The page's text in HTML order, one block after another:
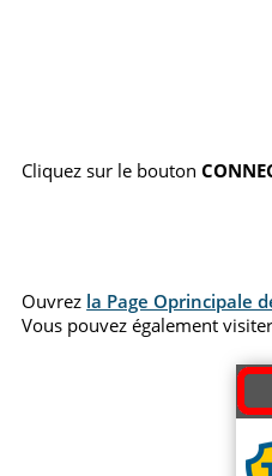
Cliquez sur le bouton
Ouvrez la Page Oprincipale
Vous pouvez également